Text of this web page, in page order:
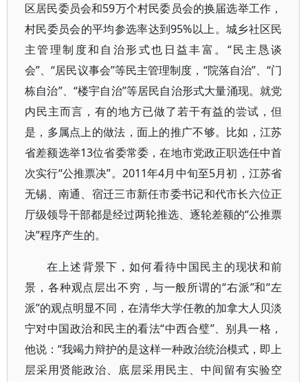
区居民委员会和59万个村民委员会的换届选举工作，
村民委员会的平均参选率达到95%以上。城乡社区民
主管理制度和自治形式也日益丰富。“民主恳谈
会”、“居民议事会”等民主管理制度，“院落自治”、“门
栋自治”、“楼宇自治”等居民自治形式大量涌现。就党
内民主而言，有的地方已做了若干有益的尝试，但
是，多属点上的做法，面上的推广不够。比如，江苏
省差额选举13位省委常委，在地市党政正职选任中首
次实行“公推票决”。2011年4月中旬至5月初，江苏省
无锡、南通、宿迁三市新任市委书记和代市长六位正
厅级领导干部都是经过两轮推选、逐轮差额的“公推票
决”程序产生的。
在上述背景下，如何看待中国民主的现状和前
景，各种观点层出不穷，与一般所谓的“右派”和“左
派”的观点明显不同，在清华大学任教的加拿大人贝淡
宁对中国政治和民主的看法“中西合璧”、别具一格，
他说：“我竭力辩护的是这样一种政治统治模式，即上
层采用贤能政治、底层采用民主、中间留有实验空